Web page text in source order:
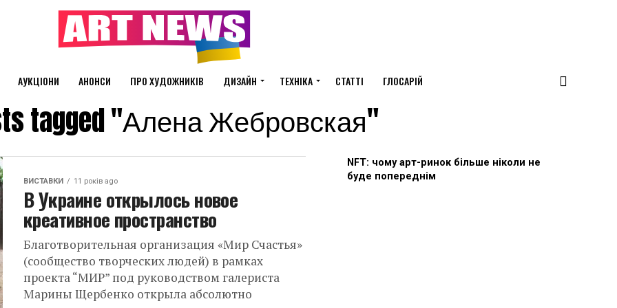
АУКЦІОНИ АНОНСИ ПРО ХУДОЖНИКІВ ДИЗАЙН ТЕХНІКА СТАТТІ ГЛОСАРІЙ
tagged "Алена Жебровская"
ВИСТАВКИ 11 років ago
В Украине открылось новое
креативное пространство
Благотворительная организация «Мир Счастья»
(сообщество творческих людей) в рамках
проекта “МИР” под руководством галериста
Марины Щербенко открыла абсолютно
NFT: чому арт-ринок більше ніколи не
буде попереднім